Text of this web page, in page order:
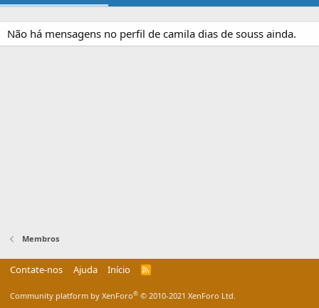
Não há mensagens no perfil de camila dias de souss ainda.
Membros
Contate-nos Ajuda Início
R
Community platform by XenForo® © 2010-2021 XenForo Ltd.